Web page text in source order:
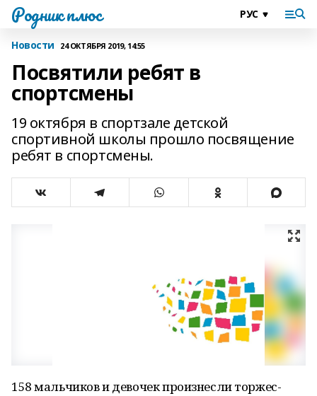
Родник плюс
Новости 24 ОКТЯБРЯ 2019, 14:55
Посвятили ребят в
спортсмены
19 октября в спортзале детской
спортивной школы прошло посвящение
ребят в спортсмены.
158 мальчиков и девочек произнесли торжес­